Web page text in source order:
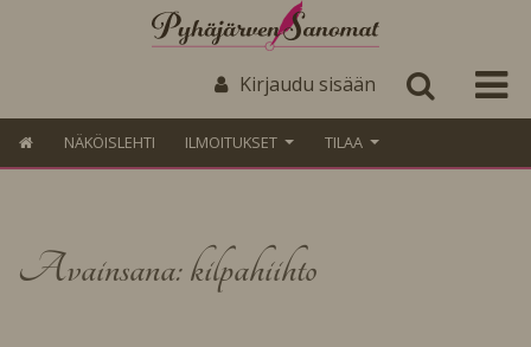
Kirjaudu sisään
NÄKÖISLEHTI ILMOITUKSET TILAA
Avainsana: kilpahiihto